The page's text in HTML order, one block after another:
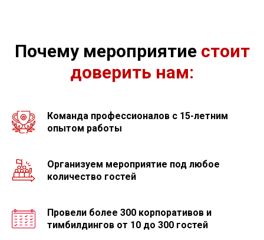
Почему мероприятие стоит
доверить нам:
Команда профессионалов с 15-летним
опытом работы
Организуем мероприятие под любое
количество гостей
Провели более 300 корпоративов и
тимбилдингов от 10 до 300 гостей